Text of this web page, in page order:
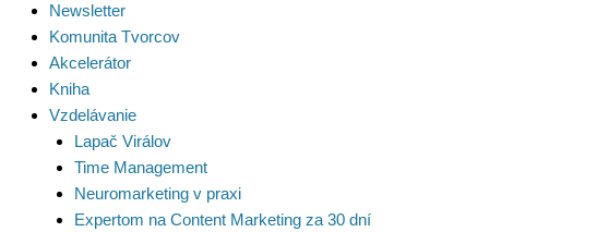
Newsletter
Komunita Tvorcov
Akcelerátor
Kniha
Vzdelávanie
Lapač Virálov
Time Management
Neuromarketing v praxi
Expertom na Content Marketing za 30 dní